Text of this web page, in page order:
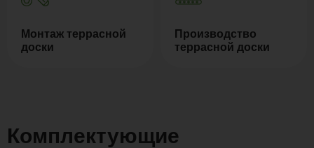
Монтаж террасной
доски
Производство
террасной доски
Комплектующие